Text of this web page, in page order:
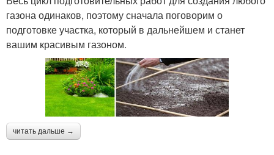
газона одинаков, поэтому сначала поговорим о
подготовке участка, который в дальнейшем и станет
вашим красивым газоном.
читать дальше →